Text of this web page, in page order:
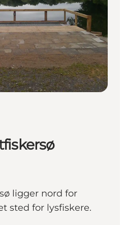
ligger nord for
sted for lysfiskere.